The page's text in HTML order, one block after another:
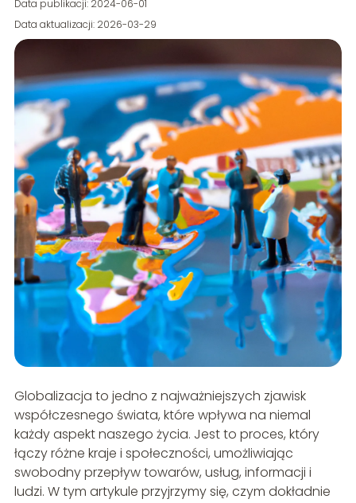
Data publikacji: 2024-06-01
Data aktualizacji: 2026-03-29
Globalizacja to jedno z najważniejszych zjawisk
współczesnego świata, które wpływa na niemal
każdy aspekt naszego życia. Jest to proces, który
łączy różne kraje i społeczności, umożliwiając
swobodny przepływ towarów, usług, informacji i
ludzi. W tym artykule przyjrzymy się, czym dokładnie